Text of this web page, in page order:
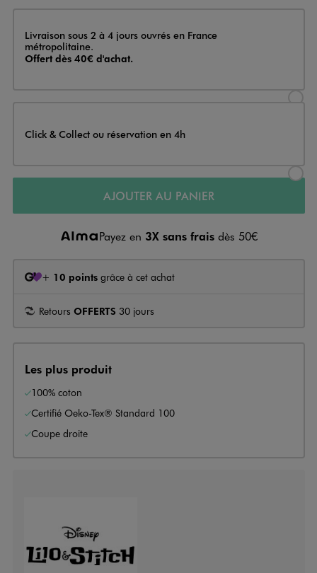
Livraison
Livraison sous 2 à 4 jours ouvrés en France
métropolitaine.
Offert dès 40€ d'achat.
Click & Collect ou réservation en 4h
AJOUTER AU PANIER
Payez en 3X sans frais dès 50€
+ 10 points grâce à cet achat
Retours OFFERTS 30 jours
Les plus produit
100% coton
Certifié Oeko-Tex® Standard 100
Coupe droite